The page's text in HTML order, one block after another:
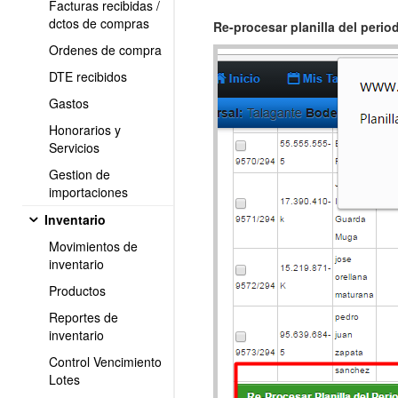
Facturas recibidas /
dctos de compras
Ordenes de compra
DTE recibidos
Gastos
Honorarios y
Servicios
Gestion de
importaciones
Inventario
Movimientos de
inventario
Productos
Reportes de
inventario
Control Vencimiento
Lotes
Re-procesar planilla del